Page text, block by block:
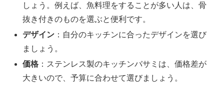
しょう。例えば、魚料理をすることが多い人は、骨
抜き付きのものを選ぶと便利です。
デザイン ：自分のキッチンに合ったデザインを選び
ましょう。
価格 ：ステンレス製のキッチンバサミは、価格差が
大きいので、予算に合わせて選びましょう。